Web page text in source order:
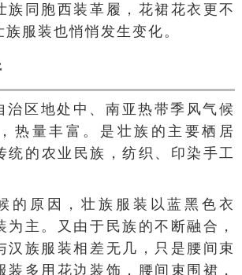
族同胞西装革履，花裙花衣更不
服装也悄悄发生变化。
治区 地处中、 南亚热带季风气候
热量丰富。是壮族的主要栖居
统的 农业民族 ，纺织、印染 手工
的原因，壮族服装以蓝黑色衣
为主。又由于民族的不断融合，
汉族服装相差无几，只是腰间束
装多用花边装饰，腰间束围裙，